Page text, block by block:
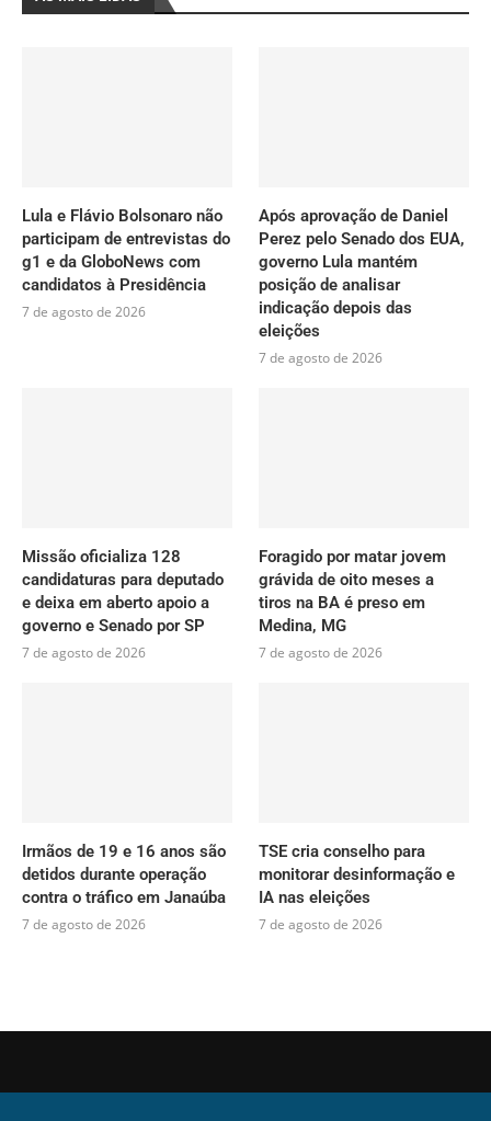
Lula e Flávio Bolsonaro não
participam de entrevistas do
g1 e da GloboNews com
candidatos à Presidência
7 de agosto de 2026
Após aprovação de Daniel
Perez pelo Senado dos EUA,
governo Lula mantém
posição de analisar
indicação depois das
eleições
7 de agosto de 2026
Missão oficializa 128
candidaturas para deputado
e deixa em aberto apoio a
governo e Senado por SP
7 de agosto de 2026
Foragido por matar jovem
grávida de oito meses a
tiros na BA é preso em
Medina, MG
7 de agosto de 2026
Irmãos de 19 e 16 anos são
detidos durante operação
contra o tráfico em Janaúba
7 de agosto de 2026
TSE cria conselho para
monitorar desinformação e
IA nas eleições
7 de agosto de 2026